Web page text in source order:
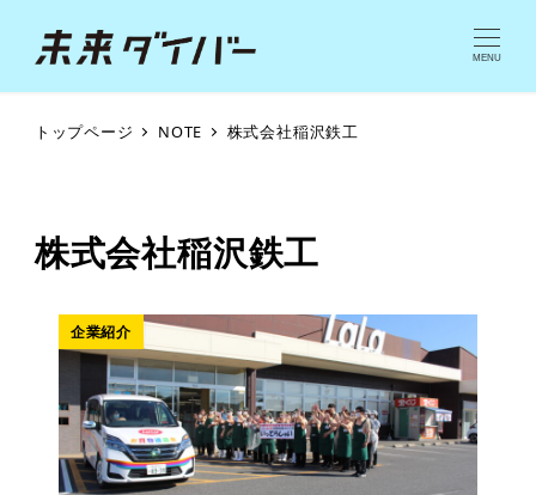
MENU
トップページ NOTE 株式会社稲沢鉄工
株式会社稲沢鉄工
企業紹介